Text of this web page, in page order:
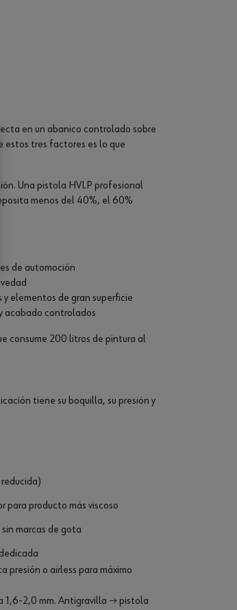
en un abanico controlado sobre
estos tres factores es lo que
Una pistola HVLP profesional
menos del 40%, el 60%
de automoción
elementos de gran superficie
acabado controlados
consume 200 litros de pintura al
tiene su boquilla, su presión y
reducida)
para producto más viscoso
marcas de gota
dedicada
presión o airless para máximo
1,6-2,0 mm. Antigravilla → pistola